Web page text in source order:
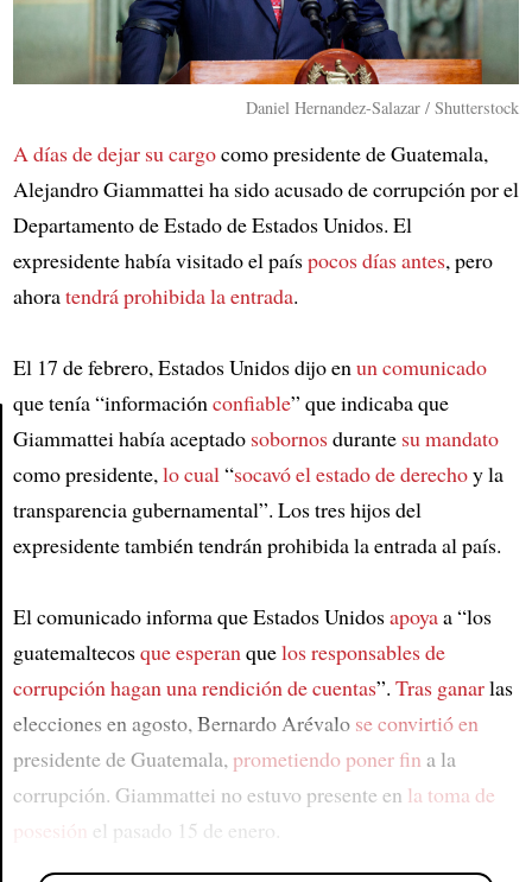
Article
Daniel Hernandez-Salazar / Shutterstock
A días de dejar su cargocomo presidente de Guatemala,
Alejandro Giammattei ha sido acusado de corrupción por el
Departamento de Estado de Estados Unidos. El
expresidente había visitado el paíspocos días antes, pero
ahoratendrá prohibida la entrada.
El 17 de febrero, Estados Unidos dijo en un comunicado
que tenía “información confiable” que indicaba que
Giammattei había aceptado sobornosdurante su mandato
como presidente, lo cual “socavó el estado de derechoy la
transparencia gubernamental”. Los tres hijos del
expresidente también tendrán prohibida la entrada al país.
El comunicado informa que Estados Unidosapoyaa “los
guatemaltecosque esperan quelos responsables de
corrupción hagan una rendición de cuentas”. Tras ganarlas
elecciones en agosto, Bernardo Arévalo se convirtió en
presidente de Guatemala, prometiendo poner fin a la
corrupción. Giammattei no estuvo presente en la toma de
posesión el pasado 15 de enero.